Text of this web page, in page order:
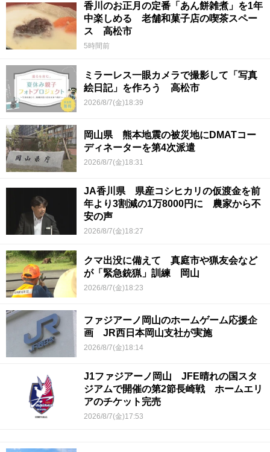
香川のお正月の定番「あん餅雑煮」を1年
中楽しめる 老舗和菓子店の喫茶スペー
ス 高松市
5時間前
ミラーレス一眼カメラで撮影して「写真
絵日記」を作ろう 高松市
2026/8/7(金)18:39
岡山県 熊本地震の被災地にDMATコー
ディネーターを第4次派遣
2026/8/7(金)18:31
JA香川県 県産コシヒカリの仮渡金を前
年より3割減の1万8000円に 農家から不
安の声
2026/8/7(金)18:27
クマ出没に備えて 真庭市や猟友会など
が「緊急銃猟」訓練 岡山
2026/8/7(金)18:23
ファジアーノ岡山のホームゲーム応援企
画 JR西日本岡山支社が実施
2026/8/7(金)18:14
J1ファジアーノ岡山 JFE晴れの国スタ
ジアムで開催の第2節長崎戦 ホームエリ
アのチケット完売
2026/8/7(金)17:53